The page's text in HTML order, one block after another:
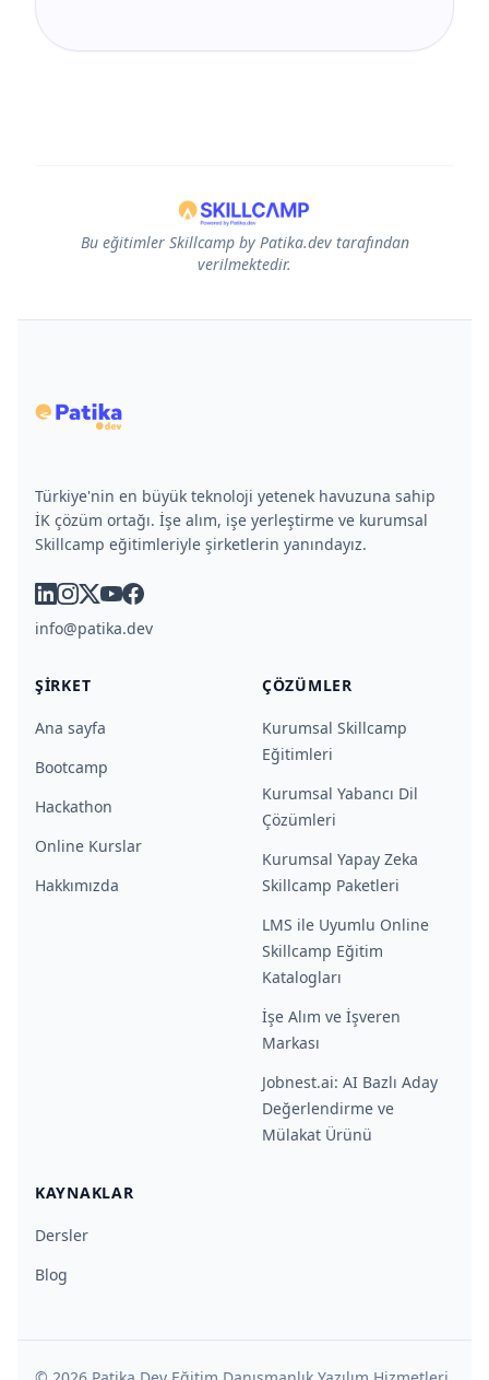
Bu eğitimler Skillcamp by Patika.dev tarafından
verilmektedir.
Türkiye'nin en büyük teknoloji yetenek havuzuna sahip
İK çözüm ortağı. İşe alım, işe yerleştirme ve kurumsal
Skillcamp eğitimleriyle şirketlerin yanındayız.
linkedin
instagram
x youtube
facebook
info@patika.dev
ŞIRKET
Ana sayfa
Bootcamp
Hackathon
Online Kurslar
Hakkımızda
ÇÖZÜMLER
Kurumsal Skillcamp
Eğitimleri
Kurumsal Yabancı Dil
Çözümleri
Kurumsal Yapay Zeka
Skillcamp Paketleri
LMS ile Uyumlu Online
Skillcamp Eğitim
Katalogları
İşe Alım ve İşveren
Markası
Jobnest.ai: AI Bazlı Aday
Değerlendirme ve
Mülakat Ürünü
KAYNAKLAR
Dersler
Blog